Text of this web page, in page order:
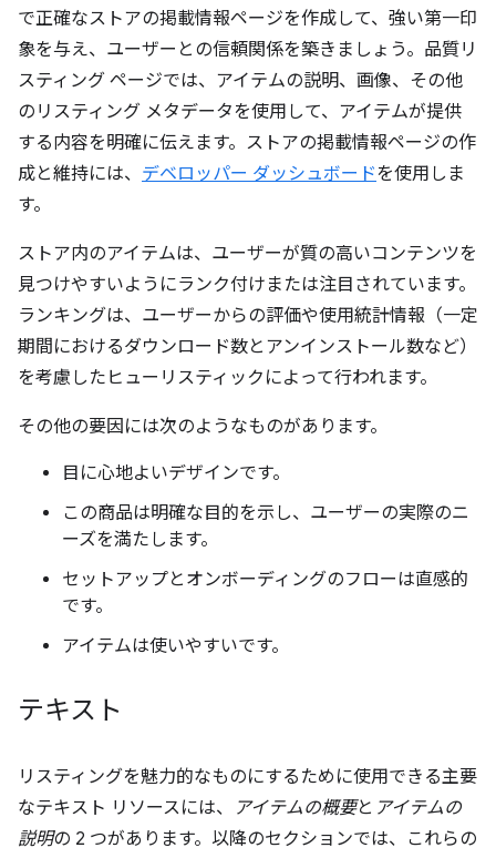
で正確なストアの掲載情報ページを作成して、強い第一印
象を与え、ユーザーとの信頼関係を築きましょう。品質リ
スティング ページでは、アイテムの説明、画像、その他
のリスティング メタデータを使用して、アイテムが提供
する内容を明確に伝えます。ストアの掲載情報ページの作
成と維持には、 デベロッパー ダッシュボードを使用しま
す。
ストア内のアイテムは、ユーザーが質の高いコンテンツを
見つけやすいようにランク付けまたは注目されています。
ランキングは、ユーザーからの評価や使用統計情報（一定
期間におけるダウンロード数とアンインストール数など）
を考慮したヒューリスティックによって行われます。
その他の要因には次のようなものがあります。
目に心地よいデザインです。
この商品は明確な目的を示し、ユーザーの実際のニ
ーズを満たします。
セットアップとオンボーディングのフローは直感的
です。
アイテムは使いやすいです。
テキスト
リスティングを魅力的なものにするために使用できる主要
なテキスト リソースには、
アイテムの概要と アイテムの
説明の 2 つがあります。以降のセクションでは、これらの